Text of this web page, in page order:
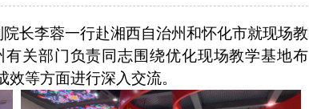
院长李蓉一行赴湘西自治州和怀化市就现场教
有关部门负责同志围绕优化现场教学基地布
等方面进行深入交流。